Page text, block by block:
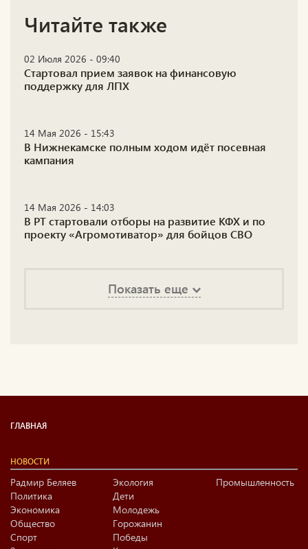
Читайте также
02 Июля 2026 - 09:40
Стартовал прием заявок на финансовую
поддержку для ЛПХ
14 Мая 2026 - 15:43
В Нижнекамске полным ходом идёт посевная
кампания
14 Мая 2026 - 14:03
В РТ стартовали отборы на развитие КФХ и по
проекту «Агромотиватор» для бойцов СВО
Показать еще
ГЛАВНАЯ
НОВОСТИ
Радмир Беляев
Политика
Экономика
Общество
Спорт
Экология
Дети
Молодежь
Горожанин
Победы
Промышленность